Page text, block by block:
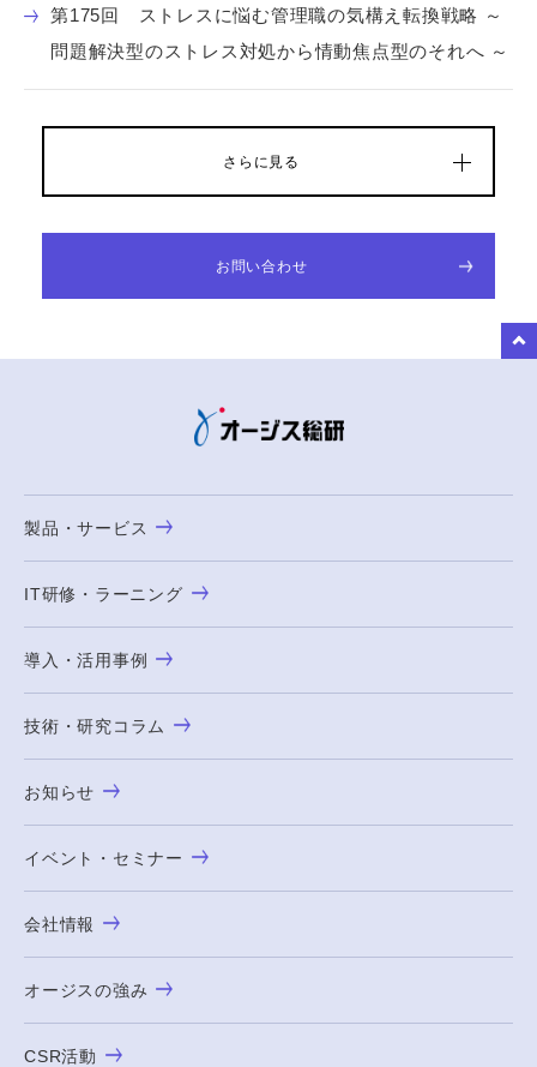
第175回 ストレスに悩む管理職の気構え転換戦略 ～
問題解決型のストレス対処から情動焦点型のそれへ ～
さらに見る
お問い合わせ
製品・サービス
IT研修・ラーニング
導入・活用事例
技術・研究コラム
お知らせ
イベント・セミナー
会社情報
オージスの強み
CSR活動